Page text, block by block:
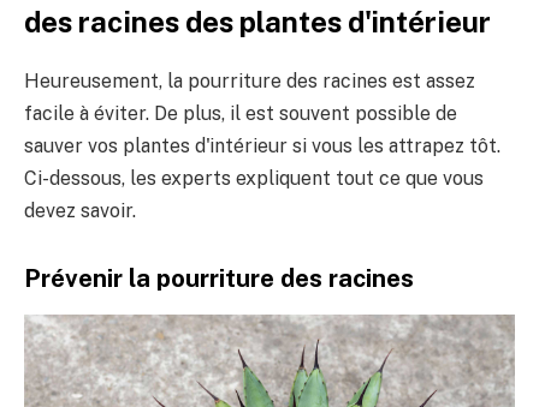
des racines des plantes d'intérieur
Heureusement, la pourriture des racines est assez
facile à éviter. De plus, il est souvent possible de
sauver vos plantes d'intérieur si vous les attrapez tôt.
Ci-dessous, les experts expliquent tout ce que vous
devez savoir.
Prévenir la pourriture des racines